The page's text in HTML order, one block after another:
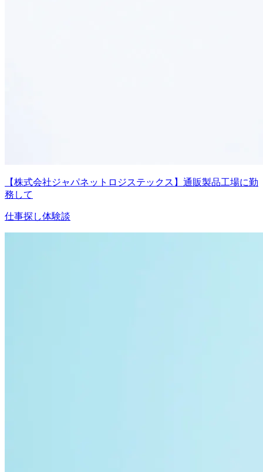
【株式会社ジャパネットロジステックス】通販製品工場に勤
務して
仕事探し体験談